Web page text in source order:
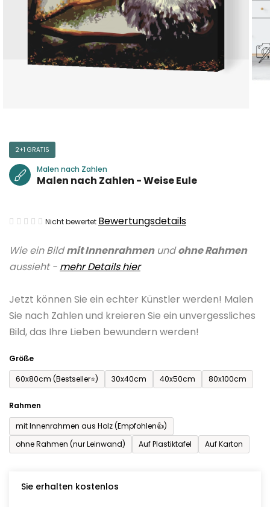
Wie ein Bildmit Innenrahmenundohne Rahmen
aussieht - mehr Details hier
Jetzt können Sie ein echter Künstler werden! Malen
Sie nach Zahlen und kreieren Sie ein unvergessliches
Bild, das Ihre Lieben bewundern werden!
Größe
60x80cm (Bestseller⭐)
30x40cm 40x50cm 80x100cm
Rahmen
mit Innenrahmen aus Holz (Empfohlen👍)
ohne Rahmen (nur Leinwand)
Auf Plastiktafel Auf Karton
Sie erhalten kostenlos
2+1 GRATIS
Malen nach Zahlen
Malen nach Zahlen - Weise Eule
Die
Produktbewertung
ist
von
5
Sternen.
Nicht bewertet Bewertungsdetails